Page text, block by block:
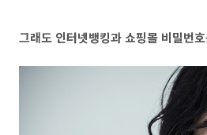
그래도 인터넷뱅킹과 쇼핑몰 비밀번